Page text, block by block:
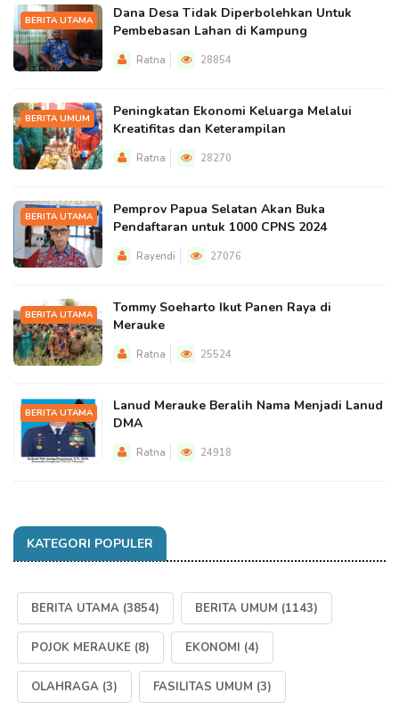
BERITA UTAMA
Dana Desa Tidak Diperbolehkan Untuk
Pembebasan Lahan di Kampung
Ratna 28854
BERITA UMUM
Peningkatan Ekonomi Keluarga Melalui
Kreatifitas dan Keterampilan
Ratna 28270
BERITA UTAMA
Pemprov Papua Selatan Akan Buka
Pendaftaran untuk 1000 CPNS 2024
Rayendi 27076
BERITA UTAMA
Tommy Soeharto Ikut Panen Raya di
Merauke
Ratna 25524
BERITA UTAMA
Lanud Merauke Beralih Nama Menjadi Lanud
DMA
Ratna 24918
KATEGORI POPULER
BERITA UTAMA (3854) BERITA UMUM (1143)
POJOK MERAUKE (8) EKONOMI (4)
OLAHRAGA (3) FASILITAS UMUM (3)